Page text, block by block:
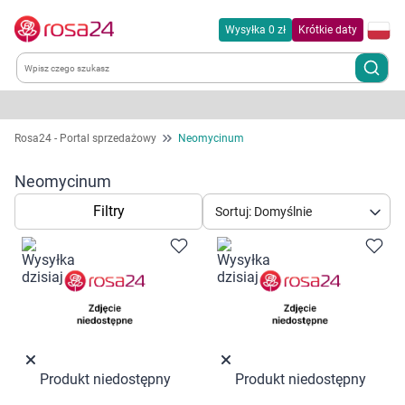
Wysyłka 0 zł Krótkie daty
Kategorie
Chemia gospodarcza
Dla zwierząt
Dom i ogród
Kobieta w ciąży i mama
Rosa24 - Portal sprzedażowy Neomycinum
Neomycinum
Filtry Sortuj: Domyślnie
Produkt niedostępny Produkt niedostępny